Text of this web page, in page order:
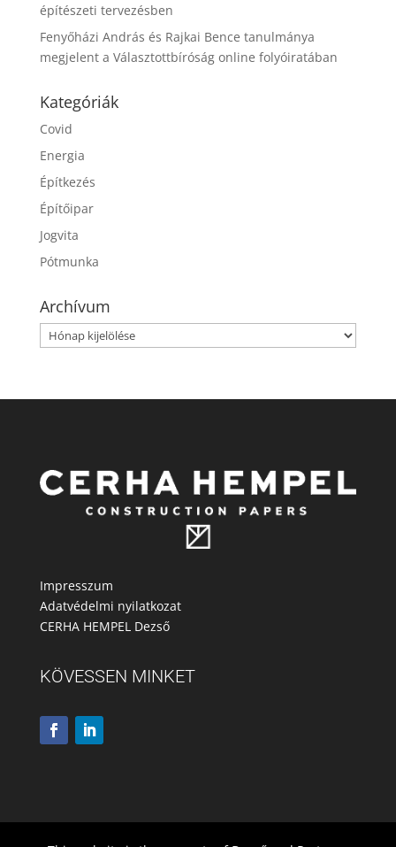
építészeti tervezésben
Fenyőházi András és Rajkai Bence tanulmánya
megjelent a Választottbíróság online folyóiratában
Kategóriák
Covid
Energia
Építkezés
Építőipar
Jogvita
Pótmunka
Archívum
Archívum
Impresszum
Adatvédelmi nyilatkozat
CERHA HEMPEL Dezső
KÖVESSEN MINKET